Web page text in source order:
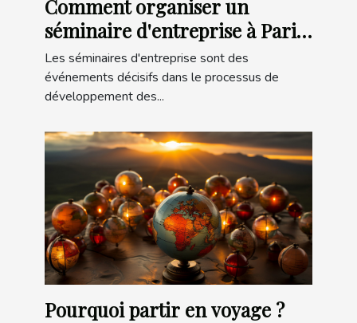
Comment organiser un
séminaire d'entreprise à Paris
?
Les séminaires d'entreprise sont des
événements décisifs dans le processus de
développement des...
Pourquoi partir en voyage ?